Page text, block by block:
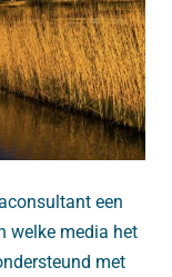
een
welke media het
met